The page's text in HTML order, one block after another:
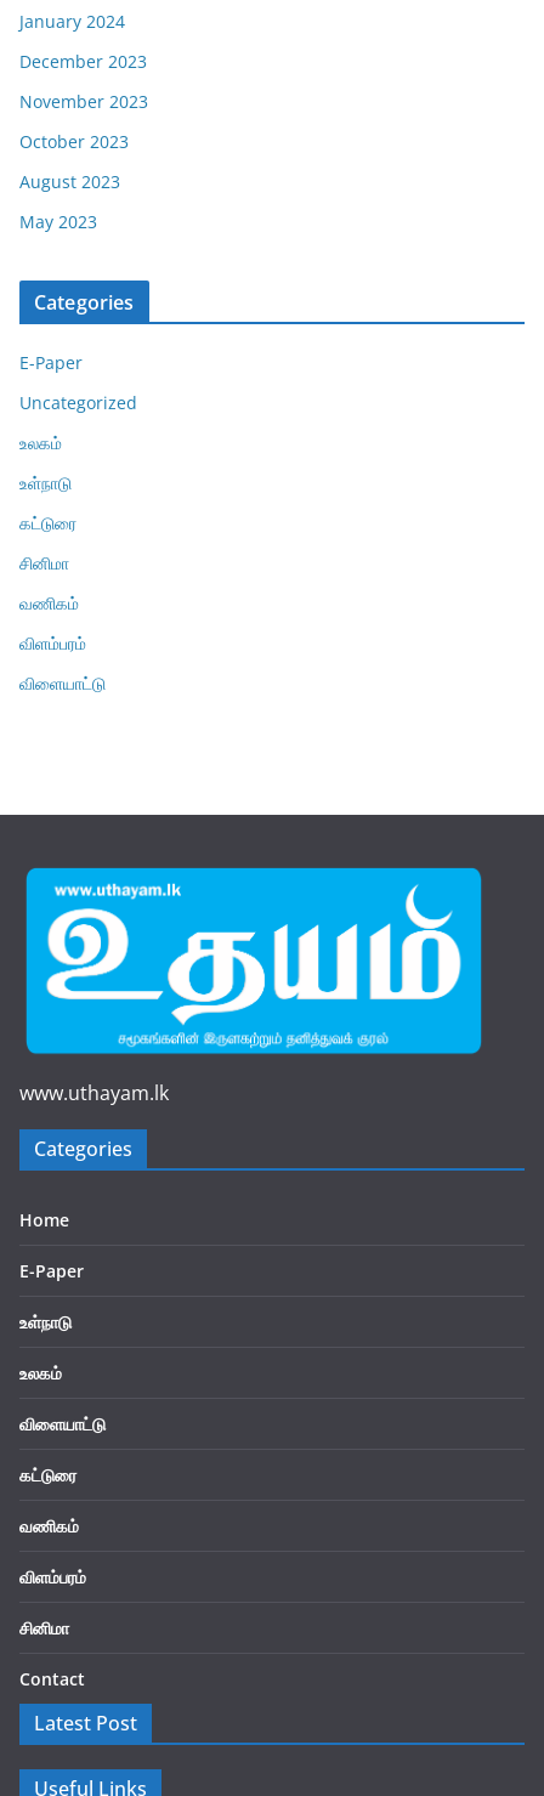
January 2024
December 2023
November 2023
October 2023
August 2023
May 2023
Categories
E-Paper
Uncategorized
உலகம்
உள்நாடு
கட்டுரை
சினிமா
வணிகம்
விளம்பரம்
விளையாட்டு
www.uthayam.lk
Categories
Home
E-Paper
உள்நாடு
உலகம்
விளையாட்டு
கட்டுரை
வணிகம்
விளம்பரம்
சினிமா
Contact
Latest Post
Useful Links